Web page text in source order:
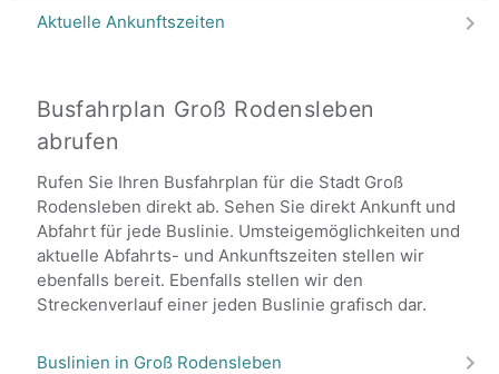
Aktuelle Ankunftszeiten
Busfahrplan Groß Rodensleben
abrufen
Rufen Sie Ihren Busfahrplan für die Stadt Groß
Rodensleben direkt ab. Sehen Sie direkt Ankunft und
Abfahrt für jede Buslinie. Umsteigemöglichkeiten und
aktuelle Abfahrts- und Ankunftszeiten stellen wir
ebenfalls bereit. Ebenfalls stellen wir den
Streckenverlauf einer jeden Buslinie grafisch dar.
Buslinien in Groß Rodensleben